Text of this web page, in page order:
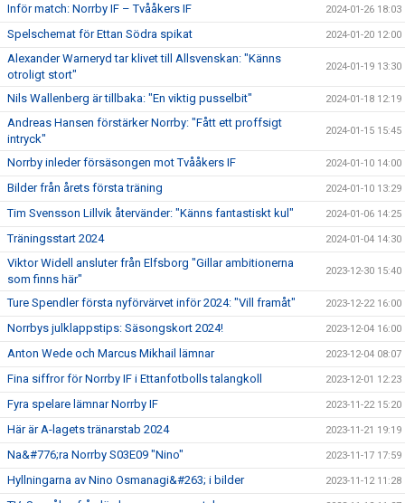
Inför match: Norrby IF – Tvååkers IF 2024-01-26 18:03
Spelschemat för Ettan Södra spikat 2024-01-20 12:00
Alexander Warneryd tar klivet till Allsvenskan: "Känns
otroligt stort"
2024-01-19 13:30
Nils Wallenberg är tillbaka: "En viktig pusselbit" 2024-01-18 12:19
Andreas Hansen förstärker Norrby: "Fått ett proffsigt
intryck"
2024-01-15 15:45
Norrby inleder försäsongen mot Tvååkers IF 2024-01-10 14:00
Bilder från årets första träning 2024-01-10 13:29
Tim Svensson Lillvik återvänder: "Känns fantastiskt kul" 2024-01-06 14:25
Träningsstart 2024 2024-01-04 14:30
Viktor Widell ansluter från Elfsborg "Gillar ambitionerna
som finns här"
2023-12-30 15:40
Ture Spendler första nyförvärvet inför 2024: "Vill framåt" 2023-12-22 16:00
Norrbys julklappstips: Säsongskort 2024! 2023-12-04 16:00
Anton Wede och Marcus Mikhail lämnar 2023-12-04 08:07
Fina siffror för Norrby IF i Ettanfotbolls talangkoll 2023-12-01 12:23
Fyra spelare lämnar Norrby IF 2023-11-22 15:20
Här är A-lagets tränarstab 2024 2023-11-21 19:19
Na&#776;ra Norrby S03E09 "Nino" 2023-11-17 17:59
Hyllningarna av Nino Osmanagi&#263; i bilder 2023-11-12 11:28